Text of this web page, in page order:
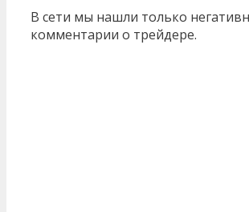
В сети мы нашли только
комментарии о трейдере.